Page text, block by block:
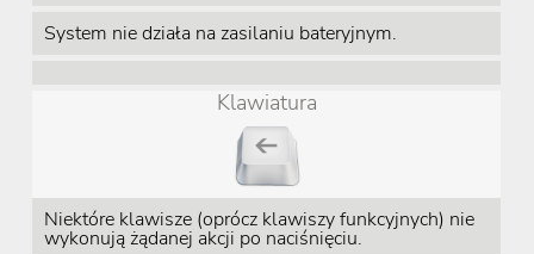
System nie działa na zasilaniu bateryjnym.
Klawiatura
Niektóre klawisze (oprócz klawiszy funkcyjnych) nie
wykonują żądanej akcji po naciśnięciu.